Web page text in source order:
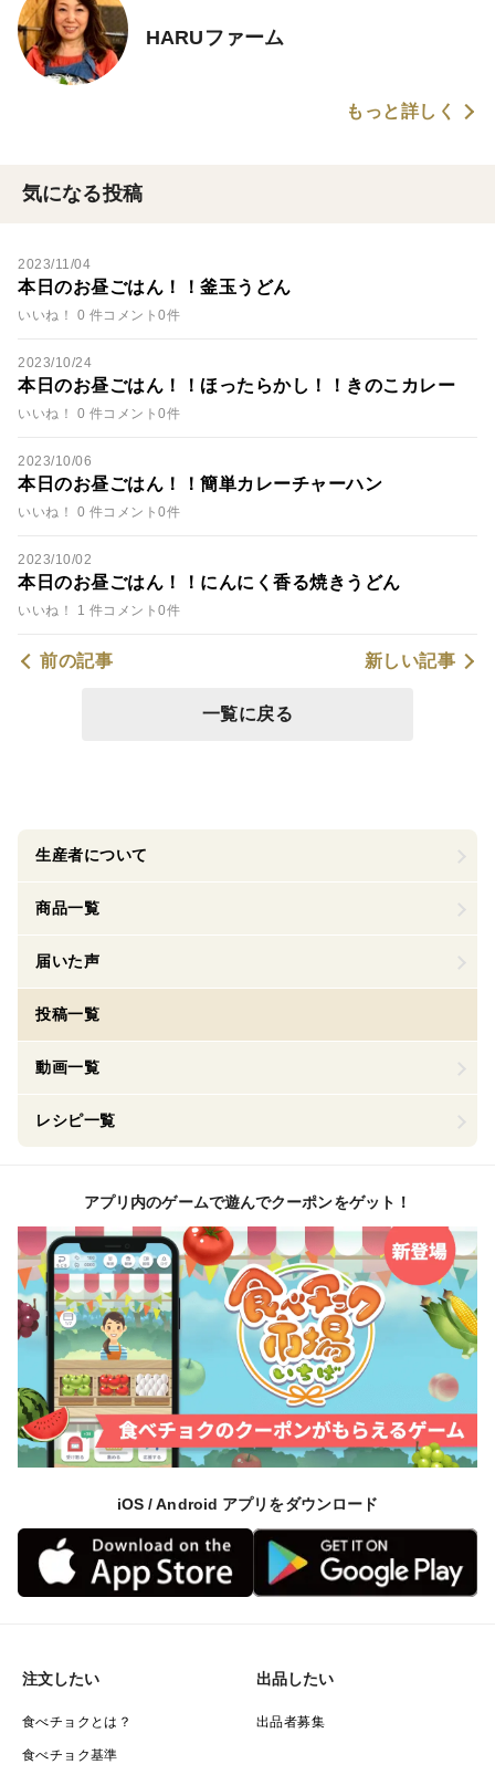
HARUファーム
もっと詳しく
気になる投稿
2023/11/04
本日のお昼ごはん！！釜玉うどん
いいね！ 0 件コメント0件
2023/10/24
本日のお昼ごはん！！ほったらかし！！きのこカレー
いいね！ 0 件コメント0件
2023/10/06
本日のお昼ごはん！！簡単カレーチャーハン
いいね！ 0 件コメント0件
2023/10/02
本日のお昼ごはん！！にんにく香る焼きうどん
いいね！ 1 件コメント0件
前の記事 新しい記事
一覧に戻る
生産者について
商品一覧
届いた声
投稿一覧
動画一覧
レシピ一覧
アプリ内のゲームで遊んでクーポンをゲット！
iOS / Android アプリをダウンロード
注文したい
食べチョクとは？
食べチョク基準
出品したい
出品者募集